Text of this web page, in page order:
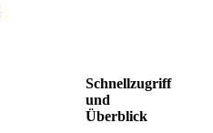
Schnellzugriff
und
Überblick